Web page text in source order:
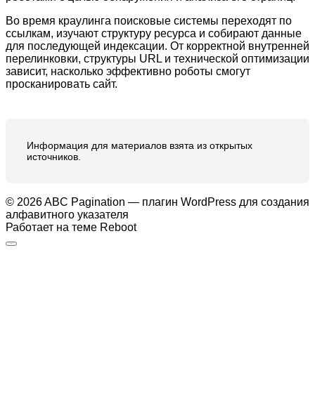
Во время краулинга поисковые системы переходят по
ссылкам, изучают структуру ресурса и собирают данные
для последующей индексации. От корректной внутренней
перелинковки, структуры URL и технической оптимизации
зависит, насколько эффективно роботы смогут
просканировать сайт.
Информация для материалов взята из открытых
источников.
© 2026 ABC Pagination — плагин WordPress для создания
алфавитного указателя
Работает на теме Reboot